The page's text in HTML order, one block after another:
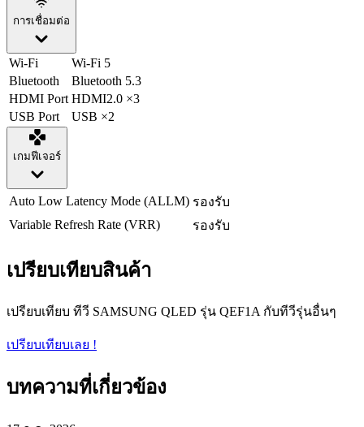
การเชื่อมต่อ
Wi-Fi
Wi-Fi 5
Bluetooth
Bluetooth 5.3
HDMI Port HDMI2.0 ×3
USB Port
USB ×2
เกมฟีเจอร์
Auto Low Latency Mode (ALLM) รองรับ
Variable Refresh Rate (VRR)
รองรับ
เปรียบเทียบสินค้า
เปรียบเทียบ ทีวี SAMSUNG QLED รุ่น QEF1A กับทีวีรุ่นอื่นๆ
เปรียบเทียบเลย !
บทความที่เกี่ยวข้อง